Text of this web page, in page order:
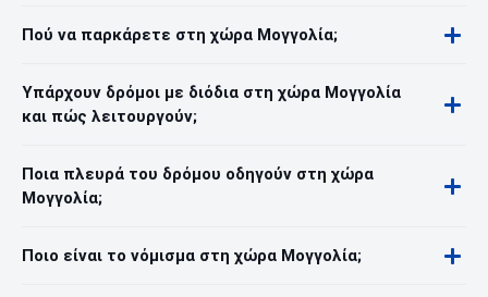
Πού να παρκάρετε στη χώρα Μογγολία;
Υπάρχουν δρόμοι με διόδια στη χώρα Μογγολία
και πώς λειτουργούν;
Ποια πλευρά του δρόμου οδηγούν στη χώρα
Μογγολία;
Ποιο είναι το νόμισμα στη χώρα Μογγολία;